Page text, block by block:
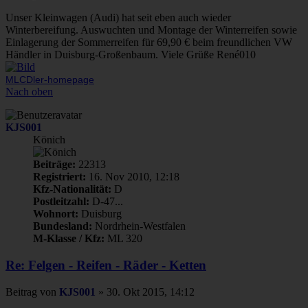
Unser Kleinwagen (Audi) hat seit eben auch wieder
Winterbereifung. Auswuchten und Montage der Winterreifen sowie
Einlagerung der Sommerreifen für 69,90 € beim freundlichen VW
Händler in Duisburg-Großenbaum. Viele Grüße René010
MLCDler-homepage
Nach oben
KJS001
Könich
Beiträge: 22313
Registriert: 16. Nov 2010, 12:18
Kfz-Nationalität: D
Postleitzahl: D-47...
Wohnort: Duisburg
Bundesland: Nordrhein-Westfalen
M-Klasse / Kfz: ML 320
Re: Felgen - Reifen - Räder - Ketten
Beitrag von KJS001 » 30. Okt 2015, 14:12